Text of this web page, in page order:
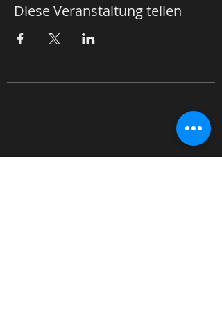
Diese Veranstaltung teilen